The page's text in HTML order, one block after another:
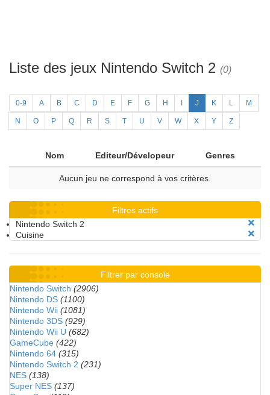
Liste des jeux Nintendo Switch 2 (0)
0-9 A B C D E F G H J K L M
N O P Q R S T U V W X Y Z
Nom Editeur/Dévelopeur Genres
Aucun jeu ne correspond à vos critères.
Filtres actifs
Nintendo Switch 2
Cuisine
Filtrer par console
Nintendo Switch (2906)
Nintendo DS (1100)
Nintendo Wii (1081)
Nintendo 3DS (929)
Nintendo Wii U (682)
GameCube (422)
Nintendo 64 (315)
Nintendo Switch 2 (231)
NES (138)
Super NES (137)